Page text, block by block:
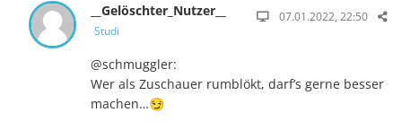
__Gelöschter_Nutzer__
Studi
07.01.2022, 22:50
@schmuggler:
Wer als Zuschauer rumblökt, darf’s gerne besser
machen…😏